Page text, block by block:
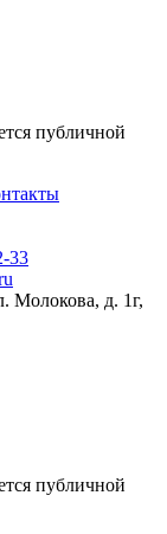
публичной
33
Молокова, д. 1г,
публичной